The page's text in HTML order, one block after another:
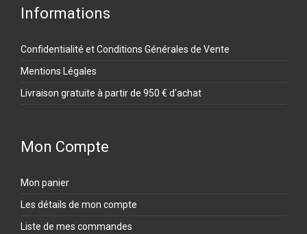
Informations
Confidentialité et Conditions Générales de Vente
Mentions Légales
Livraison gratuite à partir de 950 € d'achat
Mon Compte
Mon panier
Les détails de mon compte
Liste de mes commandes